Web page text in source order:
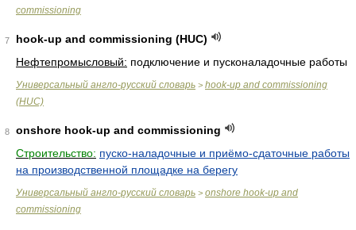
commissioning
7
hook-up and commissioning (HUC)
Нефтепромысловый: подключение и пусконаладочные работы
Универсальный англо-русский словарь > hook-up and commissioning
(HUC)
8
onshore hook-up and commissioning
Строительство: пуско-наладочные и приёмо-сдаточные работы
на производственной площадке на берегу
Универсальный англо-русский словарь > onshore hook-up and
commissioning